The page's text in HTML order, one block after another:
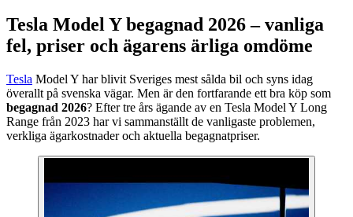
Tesla Model Y begagnad 2026 – vanliga
fel, priser och ägarens ärliga omdöme
Tesla Model Y har blivit Sveriges mest sålda bil och syns idag
överallt på svenska vägar. Men är den fortfarande ett bra köp som
begagnad 2026? Efter tre års ägande av en Tesla Model Y Long
Range från 2023 har vi sammanställt de vanligaste problemen,
verkliga ägarkostnader och aktuella begagnatpriser.